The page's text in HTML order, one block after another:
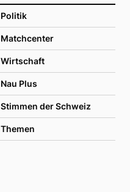
Politik
Matchcenter
Wirtschaft
Nau Plus
Stimmen der Schweiz
Themen